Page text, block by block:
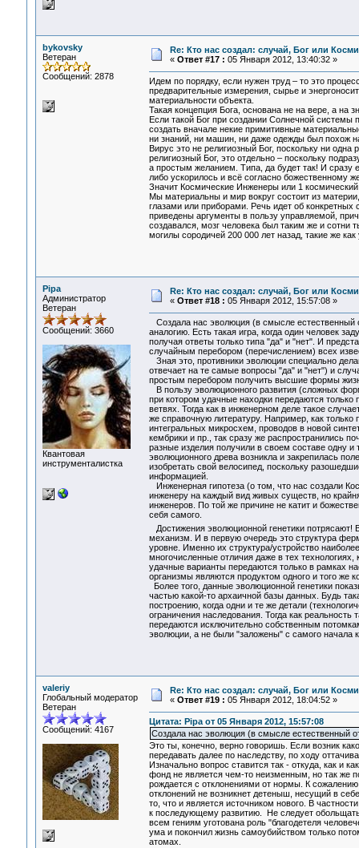
bykovsky
Ветеран
Сообщений: 2878
Re: Кто нас создал: случай, Бог или
« Ответ #17 : 05 Января 2012, 13:40:32 »
Идем по порядку, если нужен труд – то это
предварительные измерения, сырье и
материальности объекта.
Такая концепция Бога, основана не на вере, а на
Если такой Бог при создании Солнечной
создать вначале некие примитивные
ни знаний, ни машин, ни даже одежды был похож
Вирус это не религиозный Бог, поскольку ни
религиозный Бог, это отдельно – поскольку
а простым желанием. Типа, да будет так! И сразу
либо ускорилось и всё согласно божественному
Значит Космические Инженеры или 1
Мы материальны и мир вокруг состоит из
глазами или приборами. Речь идет об
приведены аргументы в пользу управляемой,
создавался, мозг человека был таким же и сотни
могилы сородичей 200 000 лет назад, такие же как
Pipa
Администратор
Ветеран
Сообщений: 3660
Квантовая
инструменталистка
Re: Кто нас создал: случай, Бог или
« Ответ #18 : 05 Января 2012, 15:57:08 »
Создала нас эволюция (в смысле естественный
аналогию. Есть такая игра, когда один человек
получая ответы только типа "да" и "нет". И
случайным перебором (перечислением) всех
Зная это, противники эволюции специально
отвечает на те самые вопросы "да" и "нет") и
простым перебором получить высшие формы
В пользу эволюционного развития (сложных
при котором удачные находки передаются
ветвях. Тогда как в инженерном деле такое
же справочную литературу. Например, как только
интегральных микросхем, проводов в новой
кембрики и пр., так сразу же распространились
разные изделия получили в своем составе одну и
эволюционного древа возникла и закрепилась
изобретать свой велосипед, поскольку
информацией.
Инженерная гипотеза (о том, что нас создали
инженеру на каждый вид живых существ, но
инженеров. По той же причине не катит и
себя самого.
Достижения эволюционной генетики потрясают!
механизм. И в первую очередь это структура
уровне. Именно их структура/устройство
многочисленные отличия даже в тех
удачные варианты передаются только в рамках
организмы являются продуктом одного и того же
Более того, данные эволюционной генетики
частью какой-то архаичной базы данных. Будь
построению, когда одни и те же детали
ограничения наследования. Тогда как
передаются исключительно собственным
эволюции, а не были "заложены" с самого начала
valeriy
Глобальный модератор
Ветеран
Сообщений: 4167
Re: Кто нас создал: случай, Бог или
« Ответ #19 : 05 Января 2012, 18:04:52 »
Цитата: Pipa от 05 Января 2012, 15:57:08
Создала нас эволюция (в смысле естественный
Это ты, конечно, верно говоришь. Если возник
передавать далее по наследству, по ходу
Изначально вопрос ставится так - откуда, как и
фонд не является чем-то неизменным, но так же
рождается с отклонениями от нормы. К
отклонений не возникнет детеныш, несущий в
то, что и является источником нового. В
к последующему развитию. Не следует
всем гениям уготована роль "благодетеля
ума и покончил жизнь самоубийством только
атомах.